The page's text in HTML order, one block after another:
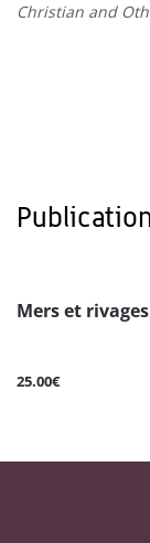
Christian and
Mers et
25.00€